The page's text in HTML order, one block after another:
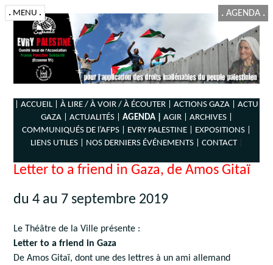
. MENU . . AGENDA .
| ACCUEIL | À LIRE / À VOIR / À ÉCOUTER | ACTIONS GAZA |
ACTU
GAZA |
ACTUALITÉS | AGENDA | AGIR |
ARCHIVES |
COMMUNIQUÉS DE l’AFPS |
EVRY PALESTINE |
EXPOSITIONS |
LIENS UTILES |
NOS DERNIERS ÉVÉNEMENTS | CONTACT|
Letter to a friend in Gaza, de Amos Gitaï
du 4 au 7 septembre 2019
Le Théâtre de la Ville présente :
Letter to a friend in Gaza
De Amos Gitaï, dont une des lettres à un ami allemand